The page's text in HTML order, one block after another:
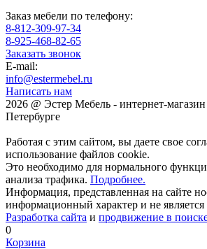
Заказ мебели по телефону:
8-812-309-97-34
8-925-468-82-65
Заказать звонок
E-mail:
info@estermebel.ru
Написать нам
2026 @ Эстер Мебель - интернет-
Петербурге
Работая с этим сайтом, вы даете свое
использование файлов cookie.
Это необходимо для нормального
анализа трафика. Подробнее.
Информация, представленная на сайте
информационный характер и не
Разработка сайта и продвижение в
0
Корзина